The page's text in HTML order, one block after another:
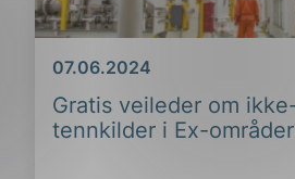
Gratis veileder om
tennkilder i Ex-områder
Dato
07.06.2024